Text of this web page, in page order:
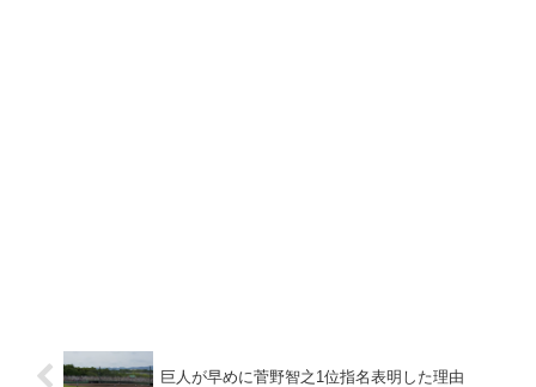
巨人が早めに菅野智之1位指名表明した理由